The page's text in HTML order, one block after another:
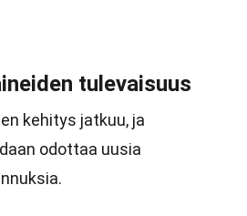
tulevaisuus
kehitys jatkuu, ja
odottaa uusia